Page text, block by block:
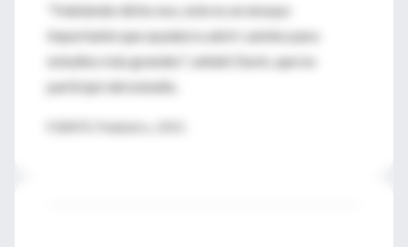
"Habiendo dicho eso, este es un ensayo
importante que ayudará a abrir camino para
estudios más grandes", señaló Davis, que no
participó del estudio.